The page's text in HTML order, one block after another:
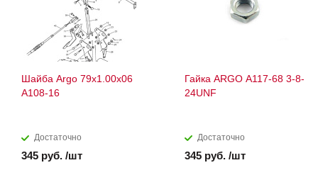
Шайба Argo 79х1.00х06
А108-16
Достаточно
345 руб. /шт
Гайка ARGO A117-68 3-8-
24UNF
Достаточно
345 руб. /шт